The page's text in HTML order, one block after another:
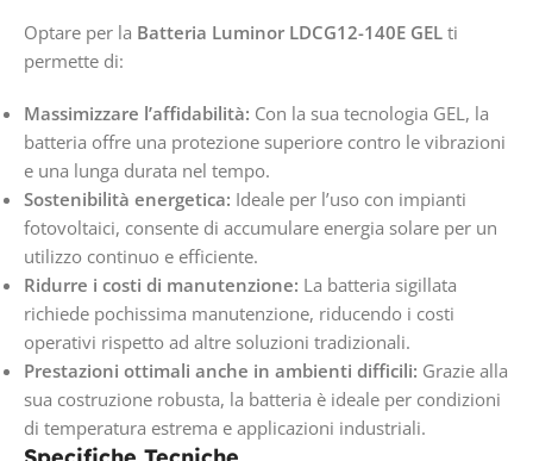
Optare per la Batteria Luminor LDCG12-140E GEL ti
permette di:
Massimizzare l’affidabilità: Con la sua tecnologia GEL, la
batteria offre una protezione superiore contro le vibrazioni
e una lunga durata nel tempo.
Sostenibilità energetica: Ideale per l’uso con impianti
fotovoltaici, consente di accumulare energia solare per un
utilizzo continuo e efficiente.
Ridurre i costi di manutenzione: La batteria sigillata
richiede pochissima manutenzione, riducendo i costi
operativi rispetto ad altre soluzioni tradizionali.
Prestazioni ottimali anche in ambienti difficili: Grazie alla
sua costruzione robusta, la batteria è ideale per condizioni
di temperatura estrema e applicazioni industriali.